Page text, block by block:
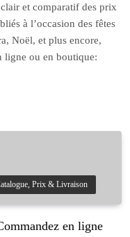
et comparatif des prix
à l’occasion des fêtes
Noël, et plus encore,
ligne ou en boutique:
Prix & Livraison
en ligne